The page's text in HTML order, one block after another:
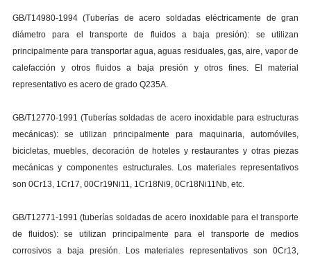
GB/T14980-1994 (Tuberías de acero soldadas eléctricamente de gran
diámetro para el transporte de fluidos a baja presión): se utilizan
principalmente para transportar agua, aguas residuales, gas, aire, vapor de
calefacción y otros fluidos a baja presión y otros fines. El material
representativo es acero de grado Q235A.
GB/T12770-1991 (Tuberías soldadas de acero inoxidable para estructuras
mecánicas): se utilizan principalmente para maquinaria, automóviles,
bicicletas, muebles, decoración de hoteles y restaurantes y otras piezas
mecánicas y componentes estructurales. Los materiales representativos
son 0Cr13, 1Cr17, 00Cr19Ni11, 1Cr18Ni9, 0Cr18Ni11Nb, etc.
GB/T12771-1991 (tuberías soldadas de acero inoxidable para el transporte
de fluidos): se utilizan principalmente para el transporte de medios
corrosivos a baja presión. Los materiales representativos son 0Cr13,